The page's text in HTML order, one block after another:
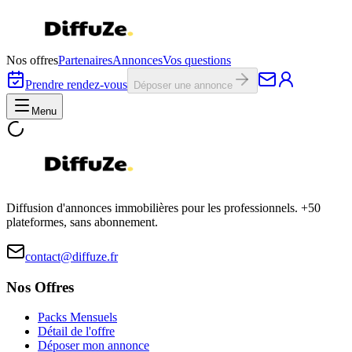
Nos offresPartenairesAnnoncesVos questions
Prendre rendez-vous
Déposer une annonce
Menu
Diffusion d'annonces immobilières pour les professionnels. +50
plateformes, sans abonnement.
contact@diffuze.fr
Nos Offres
Packs Mensuels
Détail de l'offre
Déposer mon annonce